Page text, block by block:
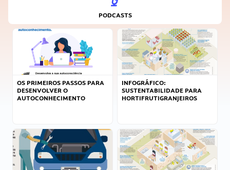
PODCASTS
OS PRIMEIROS PASSOS PARA
DESENVOLVER O
AUTOCONHECIMENTO
INFOGRÁFICO:
SUSTENTABILIDADE PARA
HORTIFRUTIGRANJEIROS